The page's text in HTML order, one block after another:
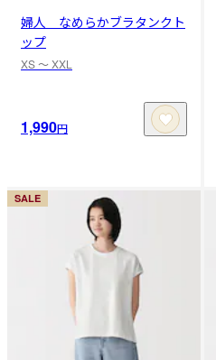
婦人 なめらかブラタンクト
ップ
XS 〜 XXL
1,990円
SALE